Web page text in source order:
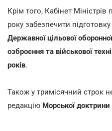
Крім того, Кабінет
року забезпечити підготовку
Державної цільової
озброєння та військової
років.
Також у тримісячний строк
редакцію Морської доктрини